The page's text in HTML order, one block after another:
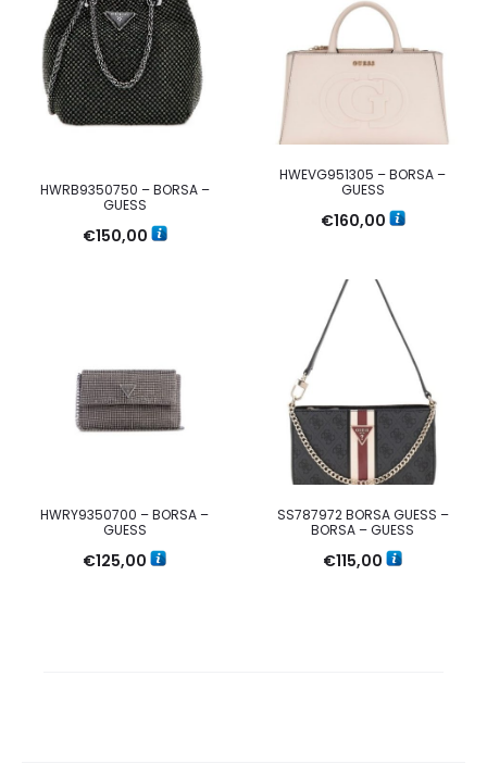
HWRB9350750 – BORSA –
GUESS
€150,00
HWEVG951305 – BORSA –
GUESS
€160,00
HWRY9350700 – BORSA –
GUESS
€125,00
SS787972 BORSA GUESS –
BORSA – GUESS
€115,00